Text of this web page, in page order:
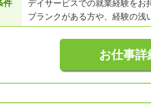
件
デイサービスでの就業経験を
ブランクがある方や、経験の浅
お仕事詳